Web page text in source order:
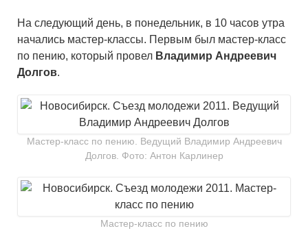
На следующий день, в понедельник, в 10 часов утра
начались мастер-классы. Первым был мастер-класс
по пению, который провел Владимир Андреевич
Долгов.
Мастер-класс по пению. Ведущий Владимир Андреевич
Долгов. Фото: Антон Карлинер
Мастер-класс по пению